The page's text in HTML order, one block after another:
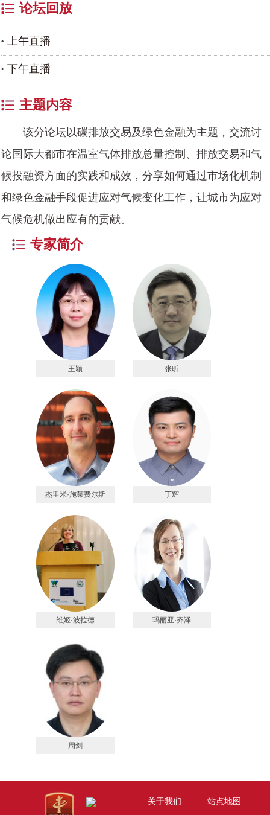
论坛回放
上午直播
下午直播
主题内容
该分论坛以碳排放交易及绿色金融为主题，交流讨
论国际大都市在温室气体排放总量控制、排放交易和气
候投融资方面的实践和成效，分享如何通过市场化机制
和绿色金融手段促进应对气候变化工作，让城市为应对
气候危机做出应有的贡献。
专家简介
王颖 张昕
杰里米·施莱费尔斯 丁辉
维姬·波拉德 玛丽亚·齐泽
周剑
关于我们
站点地图